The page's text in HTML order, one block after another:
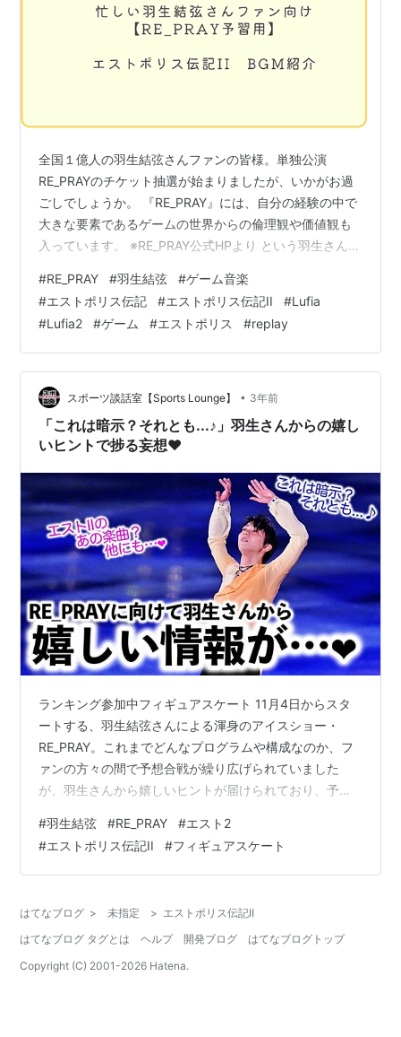
全国１億人の羽生結弦さんファンの皆様。単独公演
RE_PRAYのチケット抽選が始まりましたが、いかがお過
ごしでしょうか。 『RE_PRAY』には、自分の経験の中で
大きな要素であるゲームの世界からの倫理観や価値観も
入っています。 ※RE_PRAY公式HPより という羽生さんの
素もある？ようです。いったいどんな曲が使われるの
か、ファンとしては気になるところですよね。 羽生さん
に「原点」と言わしめたエストポリス伝記２というゲー
ムがあるのですが、先日そのゲーム音楽のコンサートが
開催されました。この会場に羽生さんからのエストへの
解像度が高すぎるフラワースタ…
#RE_PRAY #羽生結弦 #ゲーム音楽
#エストポリス伝記 #エストポリス伝記II #Lufia
#Lufia2 #ゲーム #エストポリス #replay
スポーツ談話室【Sports Lounge】 • 3年前
「これは暗示？それとも...♪」羽生さんからの嬉し
いヒントで捗る妄想❤︎
ランキング参加中フィギュアスケート 11月4日からスタ
ートする、羽生結弦さんによる渾身のアイスショー・
RE_PRAY。これまでどんなプログラムや構成なのか、フ
ァンの方々の間で予想合戦が繰り広げられていました
が、羽生さんから嬉しいヒントが届けられており、予想
の佐賀公演、そして2月の横浜公演が開催される羽生さん
の期待のアイスショー・RE_PRAY。羽生さんの経験の中
で大きな要素を占めるというゲームの世界観が、どのよ
が尽きません。 repray-icestory.jp これまで「RE_PRAY
で…
#羽生結弦 #RE_PRAY #エスト2
#エストポリス伝記II #フィギュアスケート
はてなブログ > 未指定 > エストポリス伝記II
はてなブログ タグとは
ヘルプ 開発ブログ
はてなブログトップ
Copyright (C) 2001-2026 Hatena.